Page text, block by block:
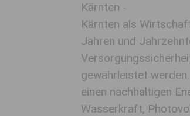
Kärnten -
Kärnten als
Jahren und
gewährleistet
einen nachhaltigen
Wasserkraft,